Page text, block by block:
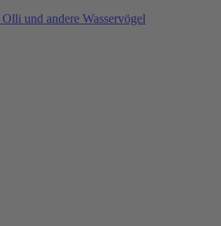
und andere Wasservögel